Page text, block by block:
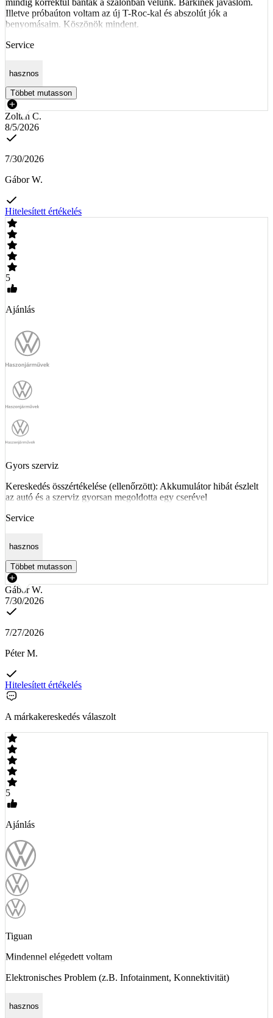
Illetve próbaúton voltam az új T-Roc-kal és abszolút jók a
benyomásaim. Köszönök mindent.
Service
hasznos
Többet mutasson
Zoltán C.
8/5/2026
7/30/2026
Gábor W.
Hitelesített értékelés
5
Ajánlás
Gyors szerviz
Kereskedés összértékelése (ellenőrzött): Akkumulátor hibát észlelt
az autó és a szerviz gyorsan megoldotta egy cserével
Service
hasznos
Többet mutasson
Gábor W.
7/30/2026
7/27/2026
Péter M.
Hitelesített értékelés
A márkakereskedés válaszolt
5
Ajánlás
Tiguan
Mindennel elégedett voltam
Elektronisches Problem (z.B. Infotainment, Konnektivität)
hasznos